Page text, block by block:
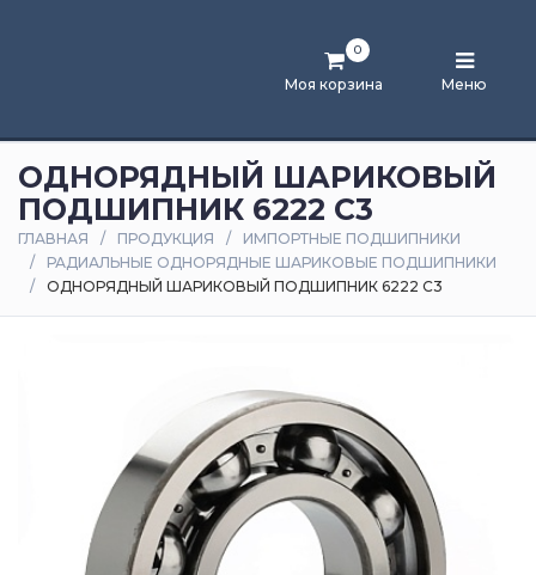
Моя корзина
0
Меню
и
статьи
Оплата
доставка
ОДНОРЯДНЫЙ ШАРИКОВЫЙ
ПОДШИПНИК 6222 C3
ГЛАВНАЯ ПРОДУКЦИЯ
ИМПОРТНЫЕ ПОДШИПНИКИ
РАДИАЛЬНЫЕ ОДНОРЯДНЫЕ ШАРИКОВЫЕ ПОДШИПНИКИ
ОДНОРЯДНЫЙ ШАРИКОВЫЙ ПОДШИПНИК 6222 C3